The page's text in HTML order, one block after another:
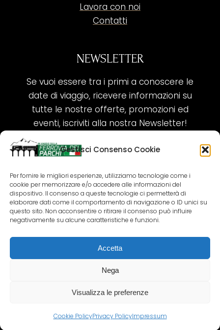
Gestisci Consenso Cookie
Per fornire le migliori esperienze, utilizziamo tecnologie come i
cookie per memorizzare e/o accedere alle informazioni del
dispositivo. Il consenso a queste tecnologie ci permetterà di
elaborare dati come il comportamento di navigazione o ID unici su
questo sito. Non acconsentire o ritirare il consenso può influire
negativamente su alcune caratteristiche e funzioni.
Accetta
Nega
Visualizza le preferenze
Cookie PolicyPrivacy PolicyImpressum
Lavora con noi
Contatti
NEWSLETTER
Se vuoi essere tra i primi a conoscere le
date di viaggio, ricevere informazioni su
tutte le nostre offerte, promozioni ed
eventi, iscriviti alla nostra Newsletter!
ISCRIVITI ORA!
SEGUICI SUI NOSTRI SOCIAL
COPYRIGHT 2018-2025 PALLENIUM TOURISM
SRL
AGENZIA VIAGGI E TOUR OPERATOR – P.IVA: